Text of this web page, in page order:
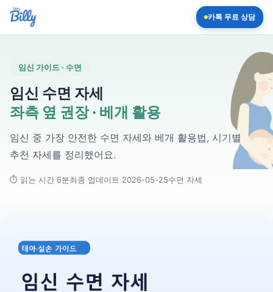
카톡 무료 상담
임신 가이드 · 수면
임신 수면 자세
좌측 옆 권장 · 베개 활용
임신 중 가장 안전한 수면 자세와 베개 활용법, 시기별
추천 자세를 정리했어요.
⏱ 읽는 시간 6분최종 업데이트 2026-05-25수면 자세